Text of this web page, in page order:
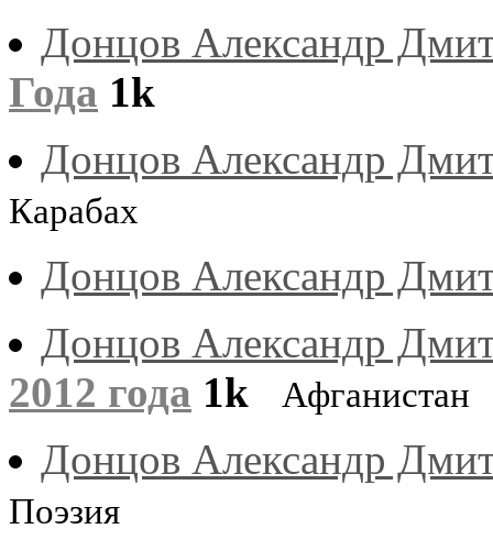
Донцов Александр
Года 1k
Донцов Александр
Карабах
Донцов Александр
Донцов Александр
2012 года 1k Афганистан
Донцов Александр
Поэзия